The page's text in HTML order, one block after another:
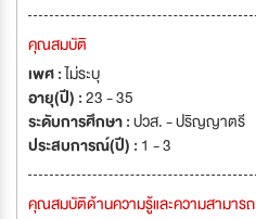
คุณสมบัติ
เพศ :ไม่ระบุ
อายุ(ปี) :23 - 35
ระดับการศึกษา :ปวส. - ปริญญาตรี
ประสบการณ์(ปี) : 1 - 3
คุณสมบัติด้านความรู้และความสามารถ